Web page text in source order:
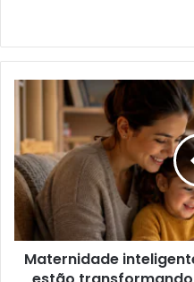
Maternidade